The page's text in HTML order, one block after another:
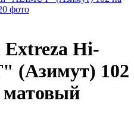
Extreza Hi-
(Азимут) 102
матовый